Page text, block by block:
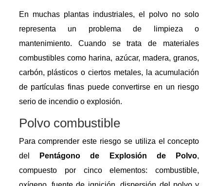
En muchas plantas industriales, el polvo no solo
representa un problema de limpieza o
mantenimiento. Cuando se trata de materiales
combustibles como harina, azúcar, madera, granos,
carbón, plásticos o ciertos metales, la acumulación
de partículas finas puede convertirse en un riesgo
serio de incendio o explosión.
Polvo combustible
Para comprender este riesgo se utiliza el concepto
del
Pentágono de Explosión de Polvo,
compuesto por cinco elementos: combustible,